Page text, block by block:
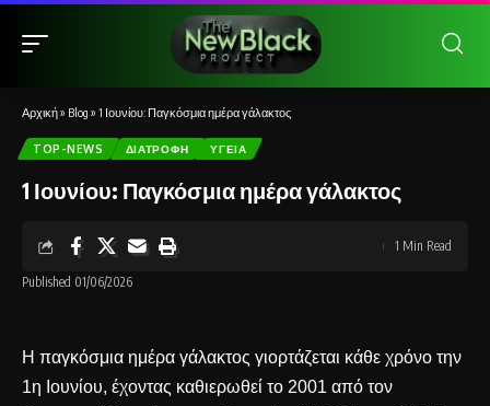
Αρχική» Blog » 1 Ιουνίου: Παγκόσμια ημέρα γάλακτος
TOP-NEWS ΔΙΑΤΡΟΦΉ ΥΓΕΊΑ
1 Ιουνίου: Παγκόσμια ημέρα γάλακτος
Published 01/06/2026
1 Min Read
Η παγκόσμια ημέρα γάλακτος γιορτάζεται κάθε χρόνο την
1η Ιουνίου, έχοντας καθιερωθεί το 2001 από τον